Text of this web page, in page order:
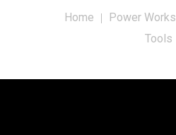
Home Power Works
Tools